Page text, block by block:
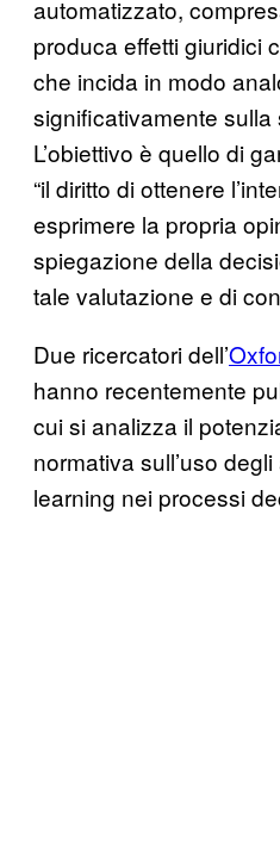
automatizzato,
produca effetti giuridici
che incida in modo
significativamente sulla
L’obiettivo è quello di
“il diritto di ottenere
esprimere la propria
spiegazione della
tale valutazione e di
Due ricercatori dell’
hanno recentemente
cui si analizza il
normativa sull’uso
learning nei processi